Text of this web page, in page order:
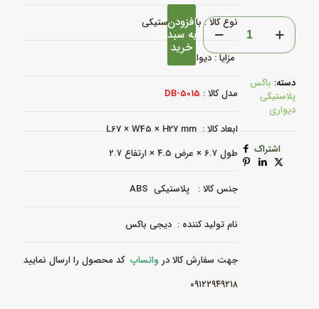
نوع کالا :باکس پلاستیکی
مزایا : دیواری
مدل کالا : DB-5015
ابعاد کالا : L67 × W45 × H27 mm
طول ۶.۷ × عرض ۴.۵ × ارتفاع ۲.۷
جنس کالا : پلاستیکی ABS
نام تولید کننده : دیجی باکس
جهت سفارش کالا در واتساپ کد محصول را ارسال نمایید
۰۹۱۲۲۹۴۹۲۱۸
باکس
پلاستیکی
دیواری
DB-
5015
عدد
افزودن
به سبد
خرید
دسته: باکس
پلاستیکی
دیواری
اشتراک